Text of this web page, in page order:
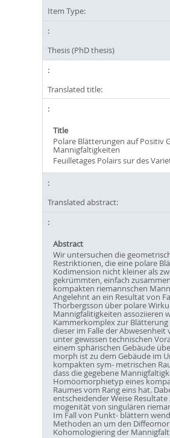
Item Type:
Thesis (PhD thesis)
Translated title:
Title
Polare Blätterungen auf Positiv
Mannigfaltigkeiten
Feuilletages Polairs sur des
Translated abstract:
Abstract
Wir untersuchen die
Restriktionen, die eine polare
Kodimension nicht kleiner als
gekrümmten, einfach
kompakten riemannschen
Angelehnt an ein Resultat von
Thorbergsson über polare
Mannigfalitigkeiten assoziieren
Kammerkomplex zur Blätterung
dieser im Falle der
unter gewissen technischen
einem sphärischen Gebäude
morph ist zu dem Gebäude im
kompakten sym- metrischen
dass die gegebene
Homöomorphietyp eines
Raumes vom Rang eins hat.
entscheidender Weise
mogenität von singulären
Im Fall von Punkt- blättern
Methoden an um den
Kohomologiering der